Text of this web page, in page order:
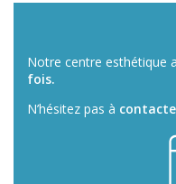
Notre centre esthétique
fois.
N’hésitez pas à